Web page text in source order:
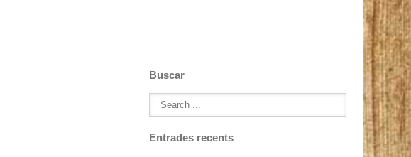
Buscar
Entrades recents